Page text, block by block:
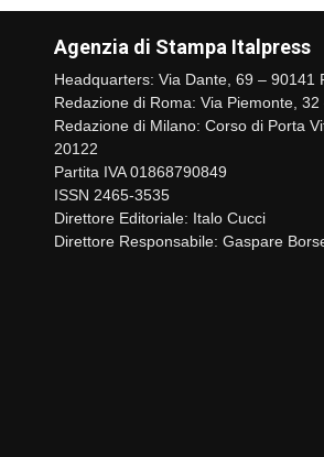
Agenzia di Stampa Italpress
Headquarters: Via Dante, 69 – 90141
Redazione di Roma: Via Piemonte,
Redazione di Milano: Corso di Porta
20122
Partita IVA 01868790849
ISSN 2465-3535
Direttore Editoriale: Italo Cucci
Direttore Responsabile: Gaspare